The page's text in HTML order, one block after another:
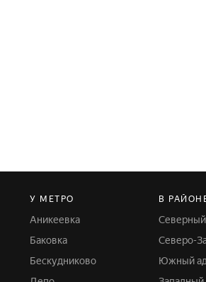
У МЕТРО
Аникеевка
Баковка
Бескудниково
В
Северо-
Южный